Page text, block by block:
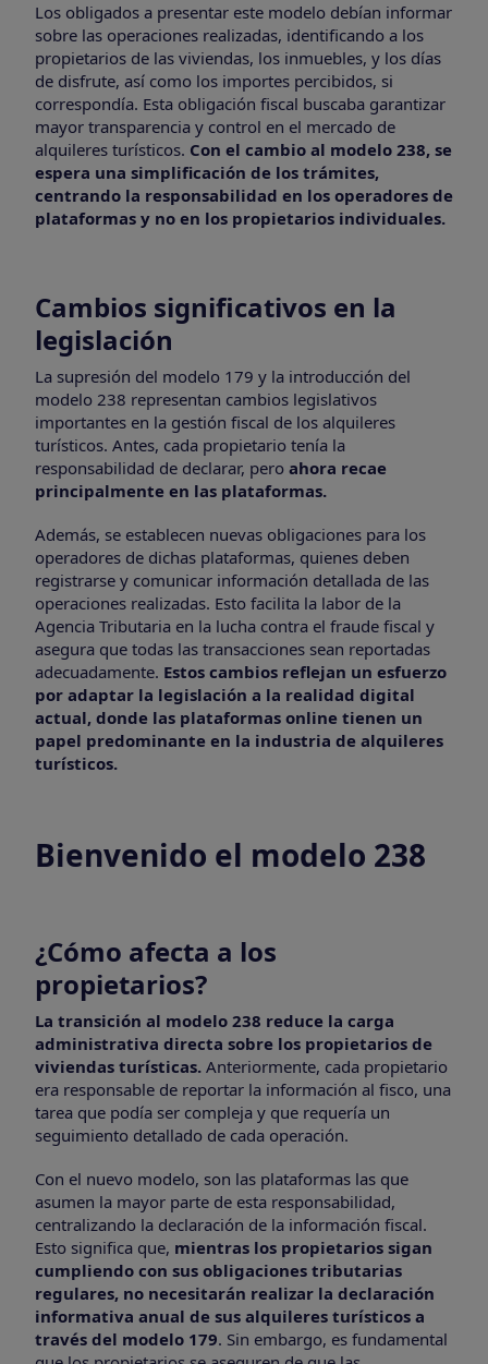
Los obligados a presentar este modelo debían informar
sobre las operaciones realizadas, identificando a los
propietarios de las viviendas, los inmuebles, y los días
de disfrute, así como los importes percibidos, si
correspondía. Esta obligación fiscal buscaba garantizar
mayor transparencia y control en el mercado de
alquileres turísticos. Con el cambio al modelo 238, se
espera una simplificación de los trámites,
centrando la responsabilidad en los operadores de
plataformas y no en los propietarios individuales.
Cambios significativos en la
legislación
La supresión del modelo 179 y la introducción del
modelo 238 representan cambios legislativos
importantes en la gestión fiscal de los alquileres
turísticos. Antes, cada propietario tenía la
responsabilidad de declarar, pero ahora recae
principalmente en las plataformas.
Además, se establecen nuevas obligaciones para los
operadores de dichas plataformas, quienes deben
registrarse y comunicar información detallada de las
operaciones realizadas. Esto facilita la labor de la
Agencia Tributaria en la lucha contra el fraude fiscal y
asegura que todas las transacciones sean reportadas
adecuadamente. Estos cambios reflejan un esfuerzo
por adaptar la legislación a la realidad digital
actual, donde las plataformas online tienen un
papel predominante en la industria de alquileres
turísticos.
Bienvenido el modelo 238
¿Cómo afecta a los
propietarios?
La transición al modelo 238 reduce la carga
administrativa directa sobre los propietarios de
viviendas turísticas. Anteriormente, cada propietario
era responsable de reportar la información al fisco, una
tarea que podía ser compleja y que requería un
seguimiento detallado de cada operación.
Con el nuevo modelo, son las plataformas las que
asumen la mayor parte de esta responsabilidad,
centralizando la declaración de la información fiscal.
Esto significa que, mientras los propietarios sigan
cumpliendo con sus obligaciones tributarias
regulares, no necesitarán realizar la declaración
informativa anual de sus alquileres turísticos a
través del modelo 179. Sin embargo, es fundamental